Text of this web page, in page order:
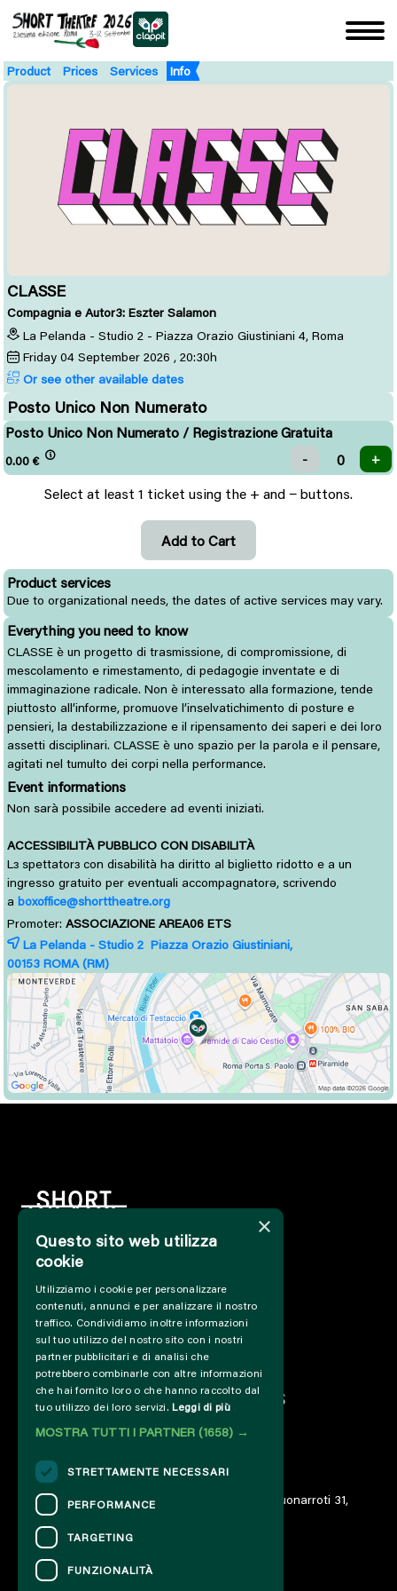
Product Prices Services Info
CLASSE
Compagnia e Autor3: Eszter Salamon
La Pelanda - Studio 2 - Piazza Orazio Giustiniani 4, Roma
Friday 04 September 2026 , 20:30h
Or see other available dates
Posto Unico Non Numerato
Posto Unico Non Numerato / Registrazione Gratuita
0.00 €
Select at least 1 ticket using the + and − buttons.
Product services
Due to organizational needs, the dates of active services may vary.
Everything you need to know
CLASSE è un progetto di trasmissione, di compromissione, di
mescolamento e rimestamento, di pedagogie inventate e di
immaginazione radicale. Non è interessato alla formazione, tende
piuttosto all’informe, promuove l’inselvatichimento di posture e
pensieri, la destabilizzazione e il ripensamento dei saperi e dei loro
assetti disciplinari. CLASSE è uno spazio per la parola e il pensare,
agitati nel tumulto dei corpi nella performance.
Event informations
Non sarà possibile accedere ad eventi iniziati.
ACCESSIBILITÀ PUBBLICO CON DISABILITÀ
Lɜ spettatorɜ con disabilità ha diritto al biglietto ridotto e a un
ingresso gratuito per eventuali accompagnatorə, scrivendo
a boxoffice@shorttheatre.org
Promoter: ASSOCIAZIONE AREA06 ETS
La Pelanda - Studio 2 Piazza Orazio Giustiniani,
00153 ROMA (RM)
INFO
SUPPORT US
PRESS&PROFESSIONAL
ABOUT US
PARTNER
PROJECTS AND COLLABORATIONS
PAST EDITIONS
ARCHIVE
DIARY
© 2023 – Associazione AREA06 – ETS – Via Buonarroti 31,
00185 Roma – IT06859801000
CONTACTS
×
Questo sito web utilizza
cookie
Utilizziamo i cookie per personalizzare
contenuti, annunci e per analizzare il nostro
traffico. Condividiamo inoltre informazioni
sul tuo utilizzo del nostro sito con i nostri
partner pubblicitari e di analisi che
potrebbero combinarle con altre informazioni
che hai fornito loro o che hanno raccolto dal
tuo utilizzo dei loro servizi. Leggi di più
MOSTRA TUTTI I PARTNER (1658) →
STRETTAMENTE NECESSARI
PERFORMANCE
TARGETING
FUNZIONALITÀ